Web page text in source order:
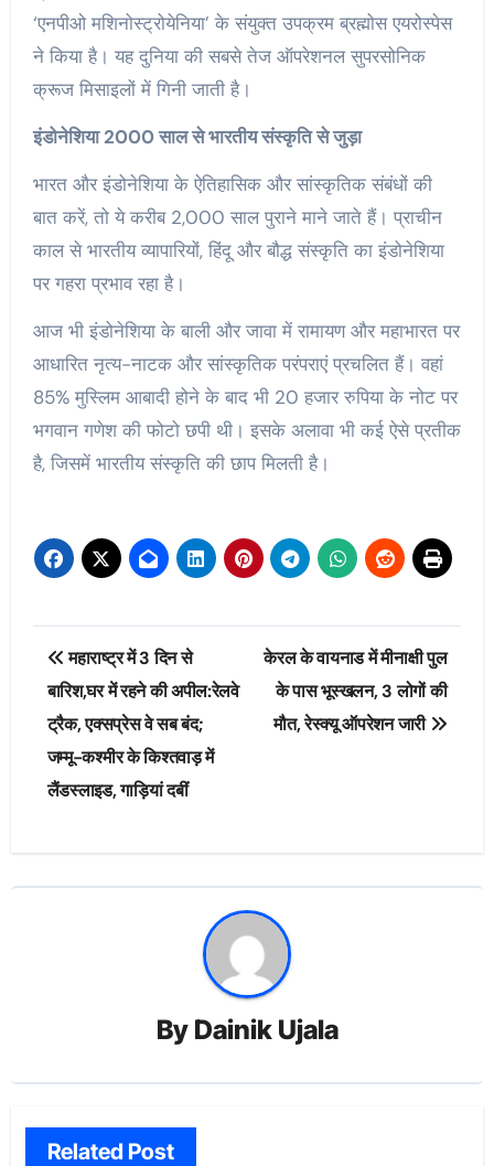
‘एनपीओ मशिनोस्ट्रोयेनिया’ के संयुक्त उपक्रम ब्रह्मोस एयरोस्पेस
ने किया है। यह दुनिया की सबसे तेज ऑपरेशनल सुपरसोनिक
क्रूज मिसाइलों में गिनी जाती है।
इंडोनेशिया 2000 साल से भारतीय संस्कृति से जुड़ा
भारत और इंडोनेशिया के ऐतिहासिक और सांस्कृतिक संबंधों की
बात करें, तो ये करीब 2,000 साल पुराने माने जाते हैं। प्राचीन
काल से भारतीय व्यापारियों, हिंदू और बौद्ध संस्कृति का इंडोनेशिया
पर गहरा प्रभाव रहा है।
आज भी इंडोनेशिया के बाली और जावा में रामायण और महाभारत पर
आधारित नृत्य-नाटक और सांस्कृतिक परंपराएं प्रचलित हैं। वहां
85% मुस्लिम आबादी होने के बाद भी 20 हजार रुपिया के नोट पर
भगवान गणेश की फोटो छपी थी। इसके अलावा भी कई ऐसे प्रतीक
है, जिसमें भारतीय संस्कृति की छाप मिलती है।
Post
navigation
महाराष्ट्र में 3 दिन से
बारिश,घर में रहने की अपील:रेलवे
ट्रैक, एक्सप्रेस वे सब बंद;
जम्मू-कश्मीर के किश्तवाड़ में
लैंडस्लाइड, गाड़ियां दबीं
केरल के वायनाड में मीनाक्षी पुल
के पास भूस्खलन, 3 लोगों की
मौत, रेस्क्यू ऑपरेशन जारी
By Dainik Ujala
Related Post